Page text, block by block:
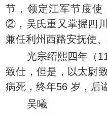
节，领定江军节度使
②，吴氏重又掌握四
兼任利州西路安抚使、
光宗绍熙四年（
致仕，但是，以太尉
病死，终年56 岁，后
吴曦